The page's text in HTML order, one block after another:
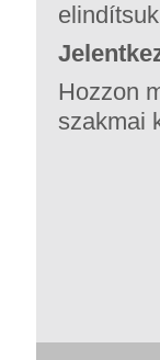
Hozzon
szakmai